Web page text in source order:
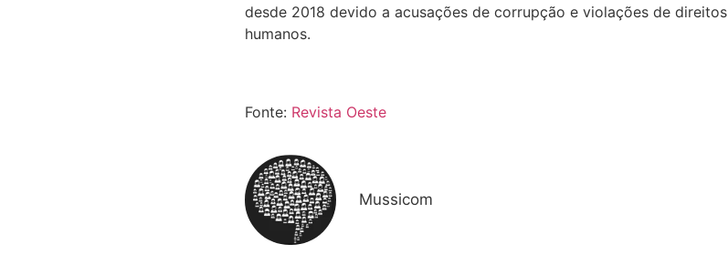
desde 2018 devido a acusações de corrupção e violações de direitos
humanos.
Fonte: Revista Oeste
Mussicom